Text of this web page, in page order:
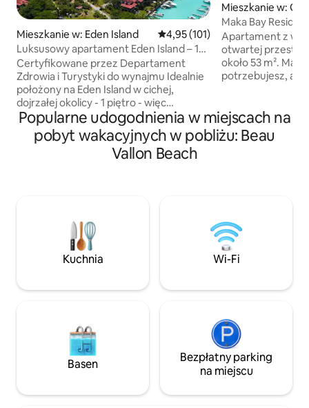
Mieszkanie w: Eden Island Średnia ocena: 4,95 na 5, liczba
4,95 (101)
Luksusowy apartament Eden Island – 1
piętro / bezpieczny, cichy, w pobliżu
basenu
Certyfikowane przez Departament
Zdrowia i Turystyki do wynajmu Idealnie
położony na Eden Island w cichej,
dojrzałej okolicy - 1 piętro - więc
bezpieczny dla dzieci apartament bez
dostępu do otwartej wody - widok na
zatokę – duża otwarta kuchnia + część
dzienna otwiera się na ładny balkon do
główny balkon - Druga sypialnia z 2
łóżkami pojedynczymi, prysznicem, WC i
prywatną werandą W pełni
klimatyzowane - bezpłatne korzystanie
Mieszkanie w:
Maka Bay
Apartament z
otwartej
około 53 m².
potrzebujesz,
niesamowitym
zmieniają się co
Nawet w
życiem na
budynku w
Popularne udogodnienia w miejscach na
pobyt wakacyjnych w pobliżu: Beau
Vallon Beach
Kuchnia Wi-Fi
Basen
Bezpłatny parking
na miejscu